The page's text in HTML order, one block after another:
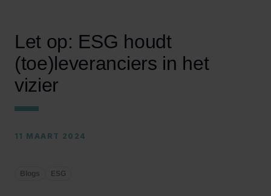
Let op: ESG houdt
(toe)leveranciers in het
vizier
11 MAART 2024
Blogs ESG